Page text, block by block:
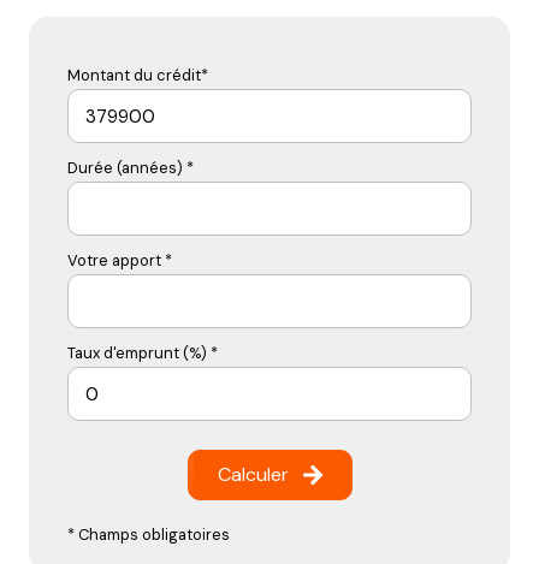
Montant du crédit*
Durée (années) *
Votre apport *
Taux d'emprunt (%) *
Calculer
* Champs obligatoires